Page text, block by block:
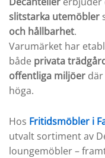
slitstarka utemöbler
och hållbarhet.
Varumärket har
både privata
offentliga miljöer
höga.
Hos Fritidsmöbler i
utvalt sortiment av
loungemöbler –